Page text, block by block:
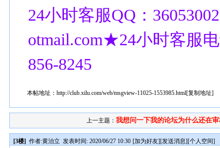
24小时客服QQ：
otmail.com★24小时客服电
856-8245
本帖地址：http://club.xilu.com/web/msgview-11025-1553985.html[复制地址]
上一主题： 我想问一下我的论坛为什么还在
[3楼] 作者:黄治立 发表时间: 2020/06/27 10:30 [加为好友][发送消息][个人空间]